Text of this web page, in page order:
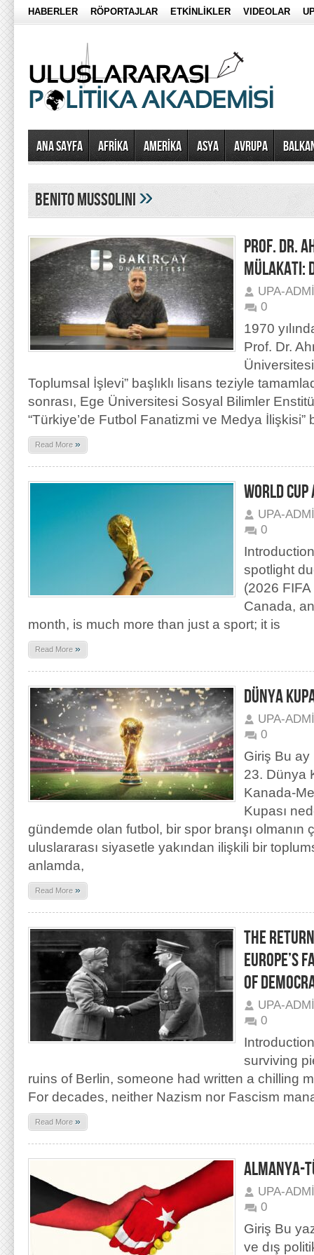
HABERLER RÖPORTAJLAR ETKİNLİKLER VIDEOLAR
Ana Sayfa AFRİKA AMERİKA ASYA AVRUPA
benito mussolini»
PROF. DR.
MÜLAKATI:
UPA-
0
1970
Prof. Dr.
Toplumsal İşlevi” başlıklı lisans teziyle
sonrası, Ege Üniversitesi Sosyal Bilimler
“Türkiye’de Futbol Fanatizmi ve Medya İlişkisi”
Read More »
WORLD
UPA-
0
spotlight
(2026
Canada,
month, is much more than just a sport; it is
Read More »
DÜNYA
UPA-
0
Giriş Bu
23. Dünya
Kanada-
Kupası
gündemde olan futbol, bir spor branşı olmanın
uluslararası siyasetle yakından ilişkili bir
anlamda,
Read More »
THE
EUROPE’S
OF
UPA-
0
surviving
ruins of Berlin, someone had written a chilling
For decades, neither Nazism nor Fascism
Read More »
ALMANYA-
UPA-
0
Giriş Bu
ve dış